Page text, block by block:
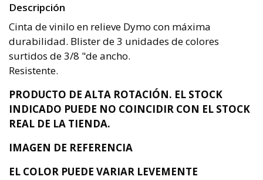
Descripción
Cinta de vinilo en relieve Dymo con máxima
durabilidad. Blister de 3 unidades de colores
surtidos de 3/8 "de ancho.
Resistente.
PRODUCTO DE ALTA ROTACIÓN. EL STOCK
INDICADO PUEDE NO COINCIDIR CON EL STOCK
REAL DE LA TIENDA.
IMAGEN DE REFERENCIA
EL COLOR PUEDE VARIAR LEVEMENTE